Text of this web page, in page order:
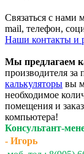
Связаться с
mail, телефон,
Наши контакты и
Мы предлагаем
производителя
калькуляторы вы
необходимое
помещения и
компьютера!
Консультант-
- Игорь